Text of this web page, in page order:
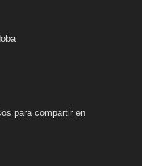
para compartir en